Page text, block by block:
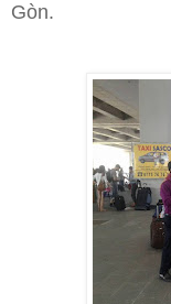
Gòn.